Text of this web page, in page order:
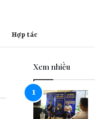
Hợp tác
Xem nhiều